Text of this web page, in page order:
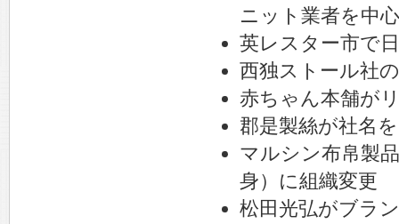
ニット業者を中
英レスター市で
西独ストール社
赤ちゃん本舗が
郡是製絲が社名
マルシン布帛製
身）に組織変更
松田光弘がブラ